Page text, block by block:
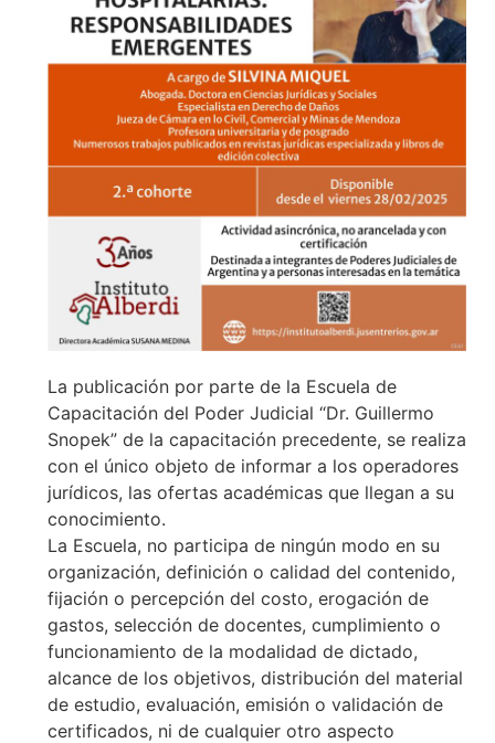
La publicación por parte de la Escuela de
Capacitación del Poder Judicial “Dr. Guillermo
Snopek” de la capacitación precedente, se realiza
con el único objeto de informar a los operadores
jurídicos, las ofertas académicas que llegan a su
conocimiento.
La Escuela, no participa de ningún modo en su
organización, definición o calidad del contenido,
fijación o percepción del costo, erogación de
gastos, selección de docentes, cumplimiento o
funcionamiento de la modalidad de dictado,
alcance de los objetivos, distribución del material
de estudio, evaluación, emisión o validación de
certificados, ni de cualquier otro aspecto